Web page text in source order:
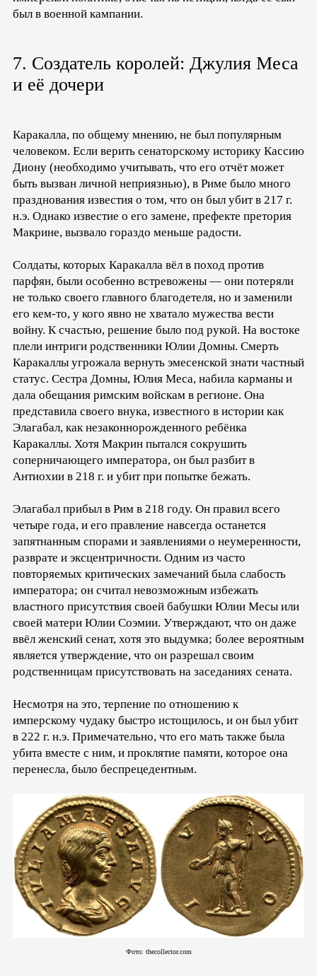
был в военной кампании.
7. Создатель королей: Джулия Меса
и её дочери
Каракалла, по общему мнению, не был популярным
человеком. Если верить сенаторскому историку Кассию
Диону (необходимо учитывать, что его отчёт может
быть вызван личной неприязнью), в Риме было много
празднования известия о том, что он был убит в 217 г.
н.э. Однако известие о его замене, префекте претория
Макрине, вызвало гораздо меньше радости.
Солдаты, которых Каракалла вёл в поход против
парфян, были особенно встревожены — они потеряли
не только своего главного благодетеля, но и заменили
его кем-то, у кого явно не хватало мужества вести
войну. К счастью, решение было под рукой. На востоке
плели интриги родственники Юлии Домны. Смерть
Каракаллы угрожала вернуть эмесенской знати частный
статус. Сестра Домны, Юлия Меса, набила карманы и
дала обещания римским войскам в регионе. Она
представила своего внука, известного в истории как
Элагабал, как незаконнорожденного ребёнка
Каракаллы. Хотя Макрин пытался сокрушить
соперничающего императора, он был разбит в
Антиохии в 218 г. и убит при попытке бежать.
Элагабал прибыл в Рим в 218 году. Он правил всего
четыре года, и его правление навсегда останется
запятнанным спорами и заявлениями о неумеренности,
разврате и эксцентричности. Одним из часто
повторяемых критических замечаний была слабость
императора; он считал невозможным избежать
властного присутствия своей бабушки Юлии Месы или
своей матери Юлии Соэмии. Утверждают, что он даже
ввёл женский сенат, хотя это выдумка; более вероятным
является утверждение, что он разрешал своим
родственницам присутствовать на заседаниях сената.
Несмотря на это, терпение по отношению к
имперскому чудаку быстро истощилось, и он был убит
в 222 г. н.э. Примечательно, что его мать также была
убита вместе с ним, и проклятие памяти, которое она
перенесла, было беспрецедентным.
Фото: thecollector.com